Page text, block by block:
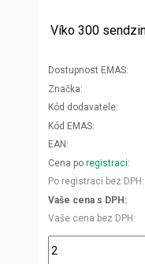
Víko 300
Dostupnost EMAS
Značka
Kód dodavatele
Kód EMAS
EAN
Cena po registraci
Po registraci bez DPH
Vaše cena s DPH
Vaše cena bez DPH